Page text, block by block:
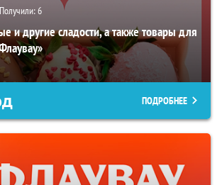
Получили:6
и другие сладости, а также товары для
ПОДРОБНЕЕ